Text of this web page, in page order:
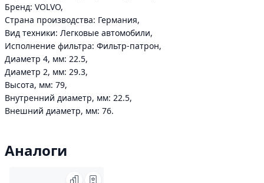
Бренд: VOLVO,
Страна производства: Германия,
Вид техники: Легковые автомобили,
Исполнение фильтра: Фильтр-патрон,
Диаметр 4, мм: 22.5,
Диаметр 2, мм: 29.3,
Высота, мм: 79,
Внутренний диаметр, мм: 22.5,
Внешний диаметр, мм: 76.
Аналоги